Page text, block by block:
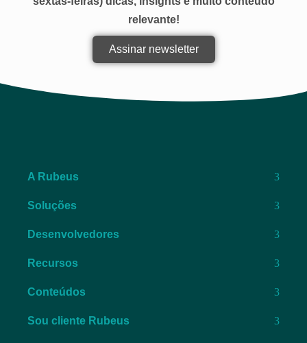
relevante!
Assinar newsletter
A Rubeus
Soluções
Desenvolvedores
Recursos
Conteúdos
Sou cliente Rubeus